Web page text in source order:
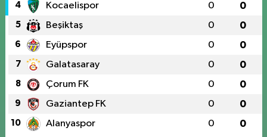
4 Kocaelispor 0 0
5 Beşiktaş 0 0
6 Eyüpspor 0 0
7 Galatasaray 0 0
8 Çorum FK 0 0
9 Gaziantep FK 0 0
10 Alanyaspor 0 0